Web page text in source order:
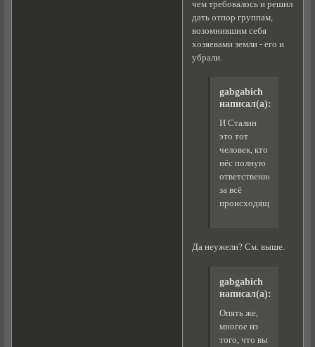
чем требовалось и решил
дать отпор группам,
возомнившим себя
хозяевами земли - его и
убрали.
gabgabich
написал(а):
И Сталин
это тот
человек, кто
нёс полную
ответственность
за всё
происходящее!
Да неужели? См. выше.
gabgabich
написал(а):
Опять же,
многое из
того, что вы